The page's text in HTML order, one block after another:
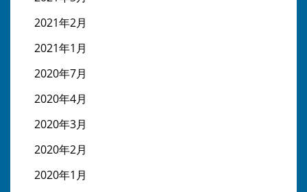
2021年2月
2021年1月
2020年7月
2020年4月
2020年3月
2020年2月
2020年1月